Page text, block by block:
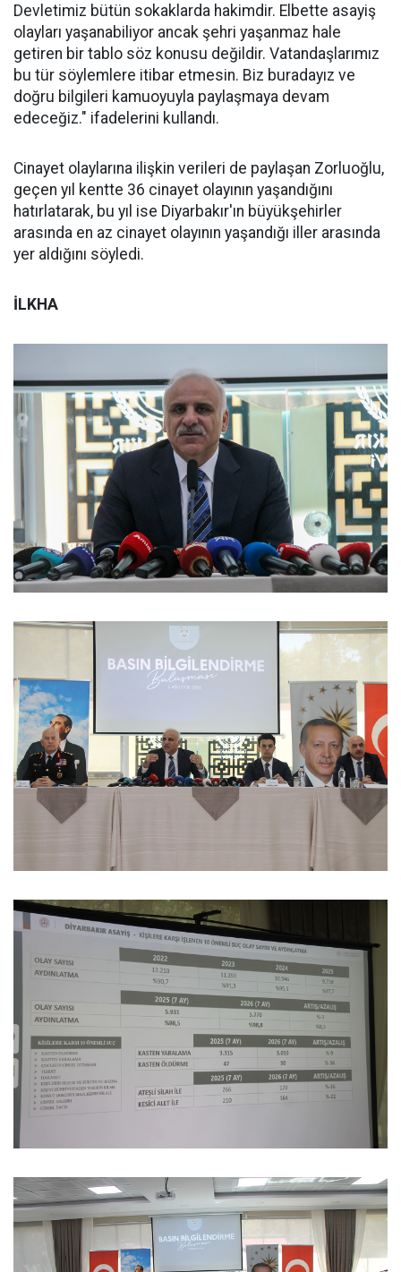
Devletimiz bütün sokaklarda hakimdir. Elbette asayiş
olayları yaşanabiliyor ancak şehri yaşanmaz hale
getiren bir tablo söz konusu değildir. Vatandaşlarımız
bu tür söylemlere itibar etmesin. Biz buradayız ve
doğru bilgileri kamuoyuyla paylaşmaya devam
edeceğiz." ifadelerini kullandı.
Cinayet olaylarına ilişkin verileri de paylaşan Zorluoğlu,
geçen yıl kentte 36 cinayet olayının yaşandığını
hatırlatarak, bu yıl ise Diyarbakır'ın büyükşehirler
arasında en az cinayet olayının yaşandığı iller arasında
yer aldığını söyledi.
İLKHA